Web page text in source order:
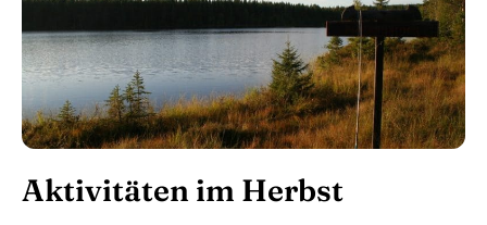
Aktivitäten im Herbst